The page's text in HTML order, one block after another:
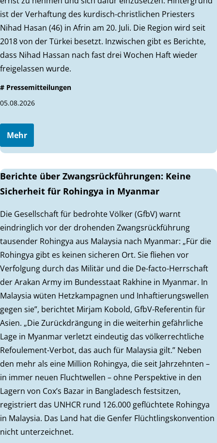
ist der Verhaftung des kurdisch-christlichen Priesters
Nihad Hasan (46) in Afrin am 20. Juli. Die Region wird seit
2018 von der Türkei besetzt. Inzwischen gibt es Berichte,
dass Nihad Hassan nach fast drei Wochen Haft wieder
freigelassen wurde.
# Pressemitteilungen
05.08.2026
Mehr
Berichte über Zwangsrückführungen: Keine
Sicherheit für Rohingya in Myanmar
Die Gesellschaft für bedrohte Völker (GfbV) warnt
eindringlich vor der drohenden Zwangsrückführung
tausender Rohingya aus Malaysia nach Myanmar: „Für die
Rohingya gibt es keinen sicheren Ort. Sie fliehen vor
Verfolgung durch das Militär und die De-facto-Herrschaft
der Arakan Army im Bundesstaat Rakhine in Myanmar. In
Malaysia wüten Hetzkampagnen und Inhaftierungswellen
gegen sie”, berichtet Mirjam Kobold, GfbV-Referentin für
Asien. „Die Zurückdrängung in die weiterhin gefährliche
Lage in Myanmar verletzt eindeutig das völkerrechtliche
Refoulement-Verbot, das auch für Malaysia gilt.” Neben
den mehr als eine Million Rohingya, die seit Jahrzehnten –
in immer neuen Fluchtwellen – ohne Perspektive in den
Lagern von Cox’s Bazar in Bangladesch festsitzen,
registriert das UNHCR rund 126.000 geflüchtete Rohingya
in Malaysia. Das Land hat die Genfer Flüchtlingskonvention
nicht unterzeichnet.